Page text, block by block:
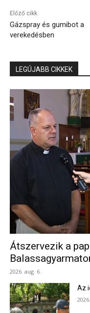
Előző cikk
Gázspray és gumibot a
verekedésben
LEGÚJABB CIKKEK
Átszervezik a
2026. aug. 6.
Az